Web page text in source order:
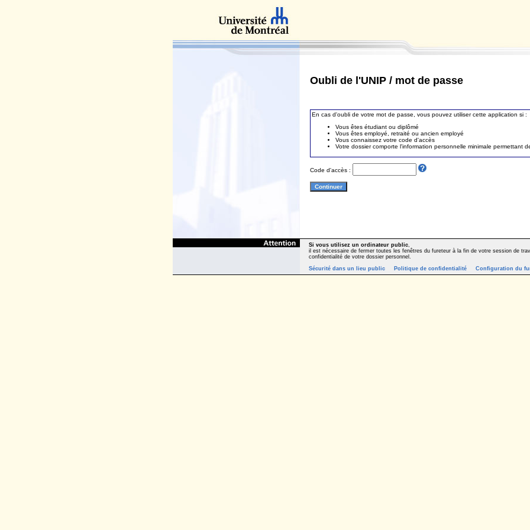
Oubli de l'UNIP / mot de passe
En cas d'oubli de votre mot de passe, vous pouvez utiliser cette application si :
Vous êtes étudiant ou diplômé
Vous êtes employé, retraité ou ancien employé
Vous connaissez votre code d'accès
Votre dossier comporte l'information personnelle minimale permettant
Code d'accès :
Si vous utilisez un ordinateur public,
il est nécessaire de fermer toutes les fenêtres du fureteur à la fin de votre session de
confidentialité de votre dossier personnel.
Sécurité dans un lieu public
Politique de confidentialité Configuration du